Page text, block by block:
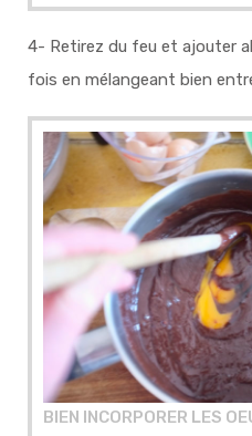
4- Retirez du feu et ajouter
fois en mélangeant bien
BIEN INCORPORER LES